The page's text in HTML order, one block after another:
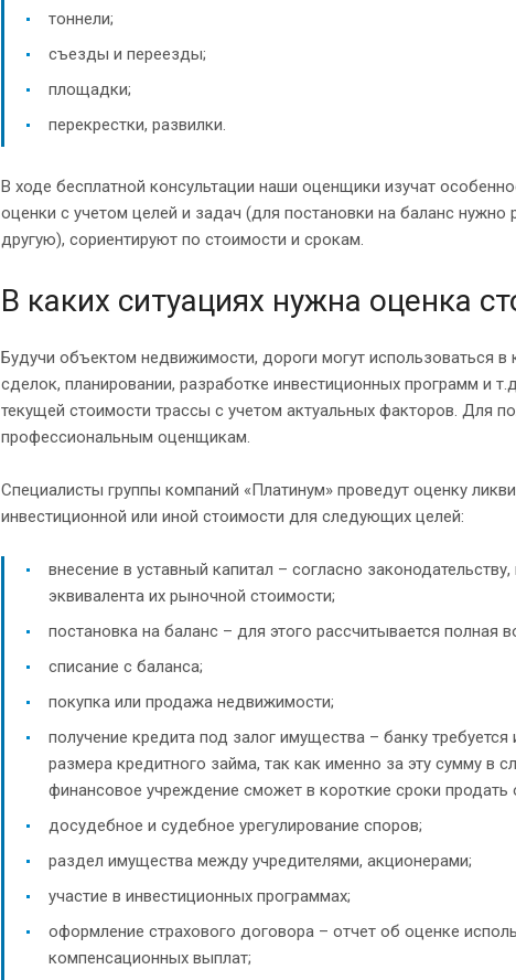
тоннели;
съезды и переезды;
площадки;
перекрестки, развилки.
В ходе бесплатной консультации наши оценщики изучат
оценки с учетом целей и задач (для постановки на баланс нужно
другую), сориентируют по стоимости и срокам.
В каких ситуациях нужна оценка
Будучи объектом недвижимости, дороги могут использоваться
сделок, планировании, разработке инвестиционных программ и
текущей стоимости трассы с учетом актуальных факторов. Для
профессиональным оценщикам.
Специалисты группы компаний «Платинум» проведут оценку
инвестиционной или иной стоимости для следующих целей:
внесение в уставный капитал – согласно
эквивалента их рыночной стоимости;
постановка на баланс – для этого рассчитывается полная
списание с баланса;
покупка или продажа недвижимости;
получение кредита под залог имущества – банку
размера кредитного займа, так как именно за эту сумму в
финансовое учреждение сможет в короткие сроки продать
досудебное и судебное урегулирование споров;
раздел имущества между учредителями, акционерами;
участие в инвестиционных программах;
оформление страхового договора – отчет об оценке
компенсационных выплат;